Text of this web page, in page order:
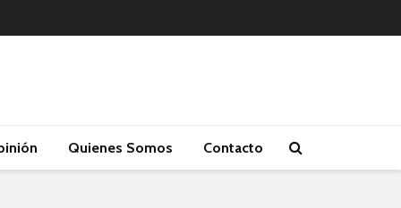
Quienes Somos Contacto